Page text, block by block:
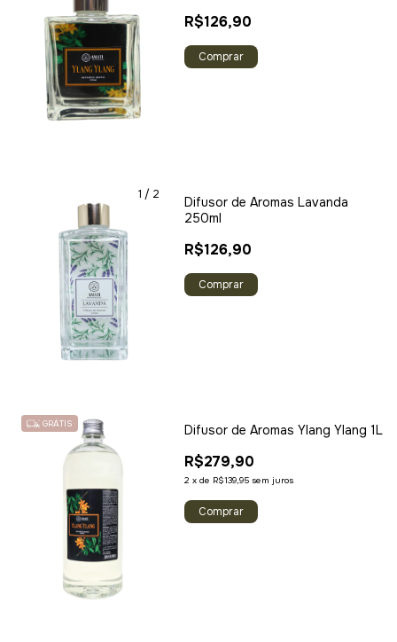
R$126,90
1 / 2
Difusor de Aromas Lavanda
250ml
R$126,90
GRÁTIS Difusor de Aromas Ylang Ylang 1L
R$279,90
2 x de R$139,95 sem juros